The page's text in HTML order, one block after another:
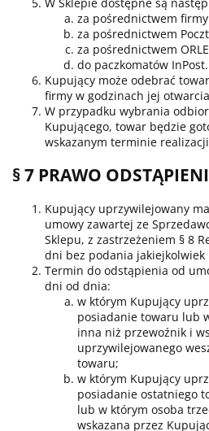
za pośrednictwem
za pośrednictwem
za pośrednictwem
do paczkomatów InPost.
Kupujący może odebrać
firmy w godzinach jej
W przypadku wybrania
Kupującego, towar będzie
wskazanym terminie
§ 7 PRAWO
Kupujący uprzywilejowany
umowy zawartej ze
Sklepu, z zastrzeżeniem § 8
dni bez podania jakiejkolwiek
Termin do odstąpienia od
dni od dnia:
w którym Kupujący
posiadanie towaru lub
inna niż przewoźnik i
uprzywilejowanego
towaru;
w którym Kupujący
posiadanie ostatniego
lub w którym osoba
wskazana przez